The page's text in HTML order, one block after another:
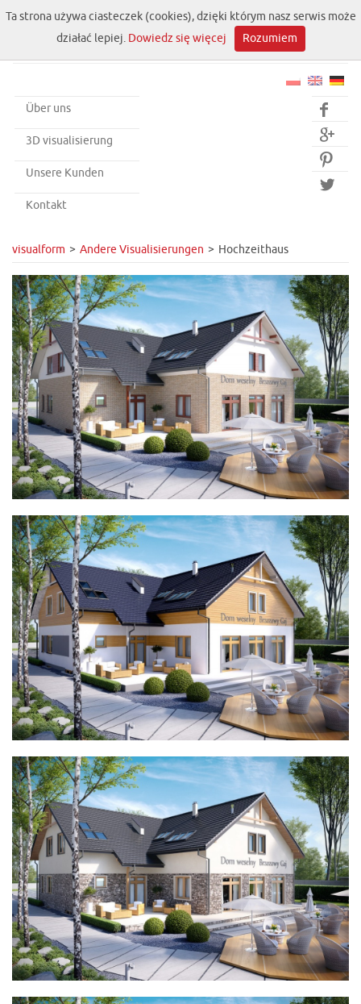




Über uns
3D visualisierung
Unsere Kunden
Kontakt
visualform Andere Visualisierungen Hochzeithaus
Ta strona używa ciasteczek (cookies), dzięki którym nasz serwis może
działać lepiej. Dowiedz się więcej Rozumiem